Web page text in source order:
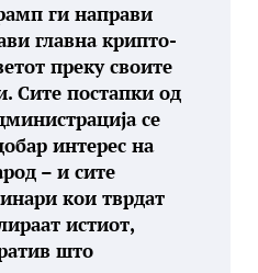
ги направи
главна крипто-
преку своите
Сите постапки од
се
интерес на
– и сите
кои тврдат
истиот,
што